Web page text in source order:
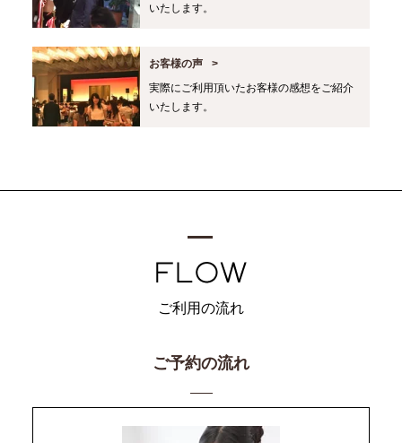
いたします。
お客様の声
実際にご利用頂いたお客様の感想をご紹介
いたします。
ご利用の流れ
ご予約の流れ